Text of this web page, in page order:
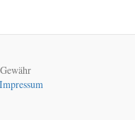
Impressum